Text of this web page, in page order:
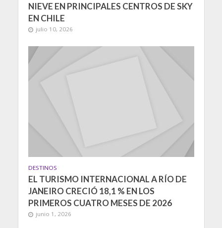
NIEVE EN PRINCIPALES CENTROS DE SKY
EN CHILE
julio 10, 2026
DESTINOS
EL TURISMO INTERNACIONAL A RÍO DE
JANEIRO CRECIÓ 18,1 % EN LOS
PRIMEROS CUATRO MESES DE 2026
junio 1, 2026